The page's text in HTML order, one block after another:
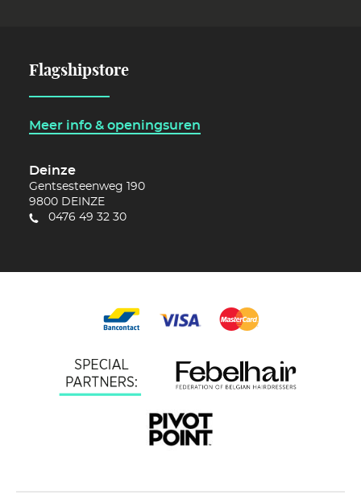
Flagshipstore
Meer info & openingsuren
Deinze
Gentsesteenweg 190
9800 DEINZE
0476 49 32 30